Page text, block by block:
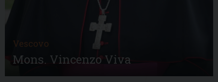
Vescovo
Mons. Vincenzo Viva